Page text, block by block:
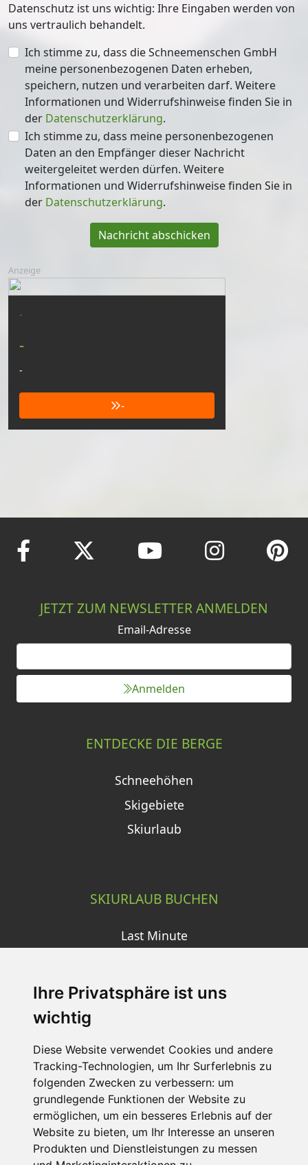
Ihre Privatsphäre ist uns
wichtig
Diese Website verwendet Cookies und andere
Tracking-Technologien, um Ihr Surferlebnis zu
folgenden Zwecken zu verbessern: um
grundlegende Funktionen der Website zu
ermöglichen, um ein besseres Erlebnis auf der
Website zu bieten, um Ihr Interesse an unseren
Produkten und Dienstleistungen zu messen
Datenschutz ist uns wichtig: Ihre Eingaben werden von
uns vertraulich behandelt.
Ich stimme zu, dass die Schneemenschen GmbH
meine personenbezogenen Daten erheben,
speichern, nutzen und verarbeiten darf. Weitere
Informationen und Widerrufshinweise finden Sie in
der Datenschutzerklärung.
Ich stimme zu, dass meine personenbezogenen
Daten an den Empfänger dieser Nachricht
weitergeleitet werden dürfen. Weitere
Informationen und Widerrufshinweise finden Sie in
der Datenschutzerklärung.
Nachricht abschicken
Anzeige
-
-
-
-
JETZT ZUM NEWSLETTER ANMELDEN
Email-Adresse
Anmelden
ENTDECKE DIE BERGE
Schneehöhen
Skigebiete
Skiurlaub
SKIURLAUB BUCHEN
Last Minute
Wellness
SCHNEEHÖHEN SKI APP
Die Schneehoehen Ski APP für iOS und Android - Ein
Muss für alle Wintersportler und Schneefreaks!